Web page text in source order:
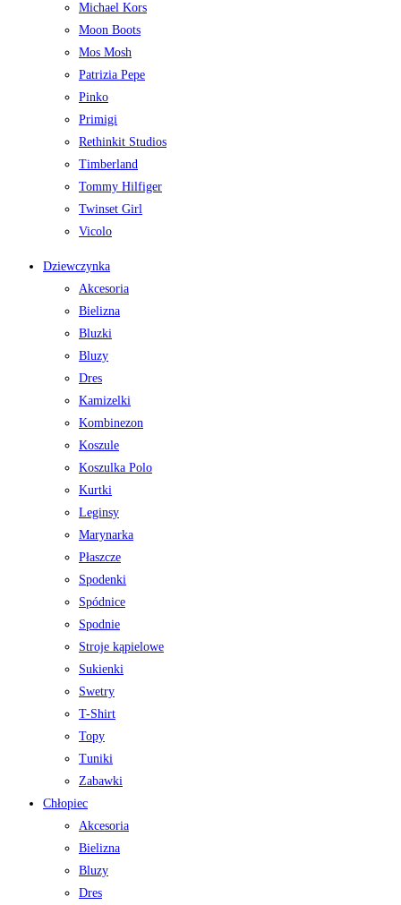
Michael Kors
Moon Boots
Mos Mosh
Patrizia Pepe
Pinko
Primigi
Rethinkit Studios
Timberland
Tommy Hilfiger
Twinset Girl
Vicolo
Dziewczynka
Akcesoria
Bielizna
Bluzki
Bluzy
Dres
Kamizelki
Kombinezon
Koszule
Koszulka Polo
Kurtki
Leginsy
Marynarka
Płaszcze
Spodenki
Spódnice
Spodnie
Stroje kąpielowe
Sukienki
Swetry
T-Shirt
Topy
Tuniki
Zabawki
Chłopiec
Akcesoria
Bielizna
Bluzy
Dres